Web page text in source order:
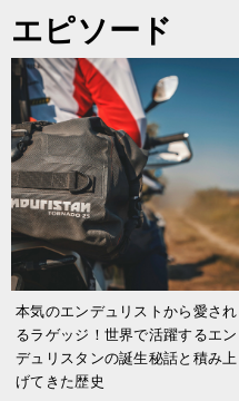
エピソード
本気のエンデュリストから愛され
るラゲッジ！世界で活躍するエン
デュリスタンの誕生秘話と積み上
げてきた歴史